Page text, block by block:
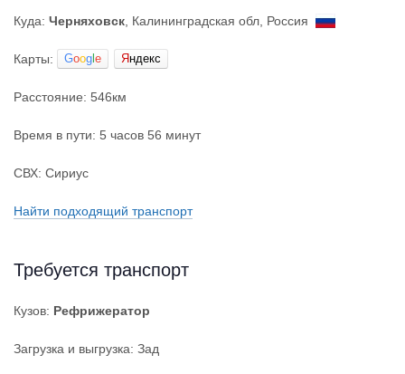
Куда: Черняховск , Калининградская обл, Россия
Карты: Goog e Яндекс
Расстояние: 546км
Время в пути: 5 часов 56 минут
СВХ: Сириус
Найти подходящий транспорт
Требуется транспорт
Кузов: Рефрижератор
Загрузка и выгрузка: Зад